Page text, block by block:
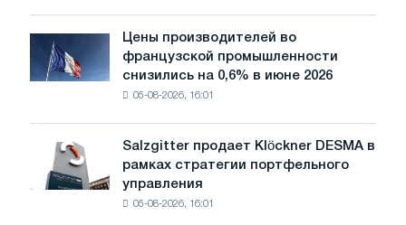
после
одобрения
Цены
производителей
во
0,6%
Цены производителей во
французской промышленности
снизились на 0,6% в июне 2026
05-08-2026, 16:01
Salzgitter
продает
Klöckner
Salzgitter продает Klöckner DESMA в
рамках стратегии портфельного
управления
05-08-2026, 16:01